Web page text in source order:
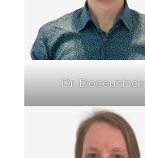
Dr. Deceuninck